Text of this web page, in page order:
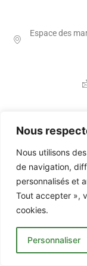
Nous
Nous utilisons
de navigation,
personnalisés et
Tout accepter »,
cookies.
Personnaliser
Espace des
©2023, GIP Seine-Aval